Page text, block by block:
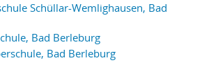
Schüllar-Wemlighausen, Bad
Bad Berleburg
Bad Berleburg